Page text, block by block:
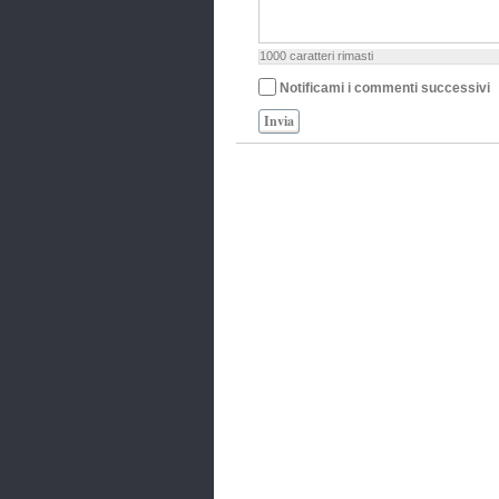
1000 caratteri rimasti
Notificami i commenti successivi
Invia